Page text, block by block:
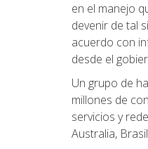
en el manejo
devenir de tal
acuerdo con
desde el
Un grupo de
millones de
servicios y
Australia,